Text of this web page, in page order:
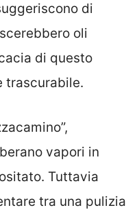
di
oli
di questo
trascurabile.
vapori in
Tuttavia
tra una pulizia